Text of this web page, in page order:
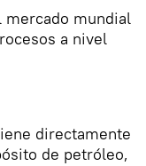
mercado mundial
a nivel
directamente
de petróleo,